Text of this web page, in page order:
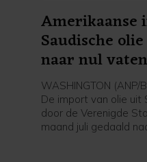
Amerikaanse
Saudische
naar nul
WASHINGTON (ANP/
De import van olie uit
door de Verenigde
maand juli gedaald